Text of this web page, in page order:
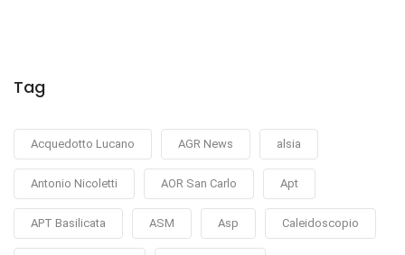
Tag
Acquedotto Lucano AGR News alsia
Antonio Nicoletti AOR San Carlo Apt
APT Basilicata ASM Asp Caleidoscopio